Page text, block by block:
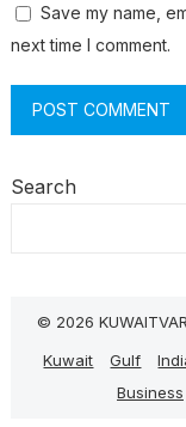
Save my name,
next time I comment.
Search
© 2026
Kuwait
Gulf
Business